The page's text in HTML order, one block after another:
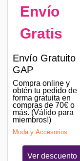
Envío
Gratis
Envío Gratuito
GAP
Compra online y
obtén tu pedido de
forma gratuita en
compras de 70€ o
más. (Válido para
miembros!)
Moda y Accesorios
Ver descuento